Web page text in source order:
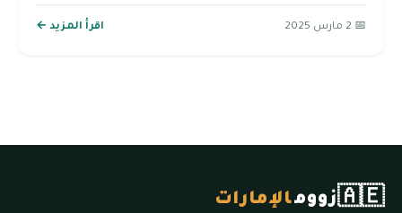
📅 2 مارس 2025 اقرأ المزيد ←
🇦🇪زوومالإمارات